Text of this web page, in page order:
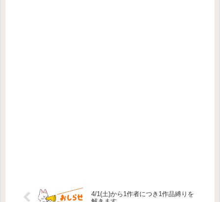
4/1(土)から1作者につき1作品縛りを